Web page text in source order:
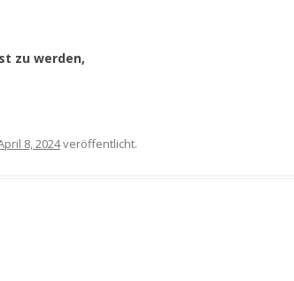
zu werden,
8, 2024veröffentlicht.